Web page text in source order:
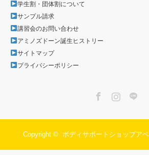
学生割・団体割について
サンプル請求
講習会のお問い合わせ
アミノズドーン誕生ヒストリー
サイトマップ
プライバシーポリシー
Copyright © ボディサポートショップアベ